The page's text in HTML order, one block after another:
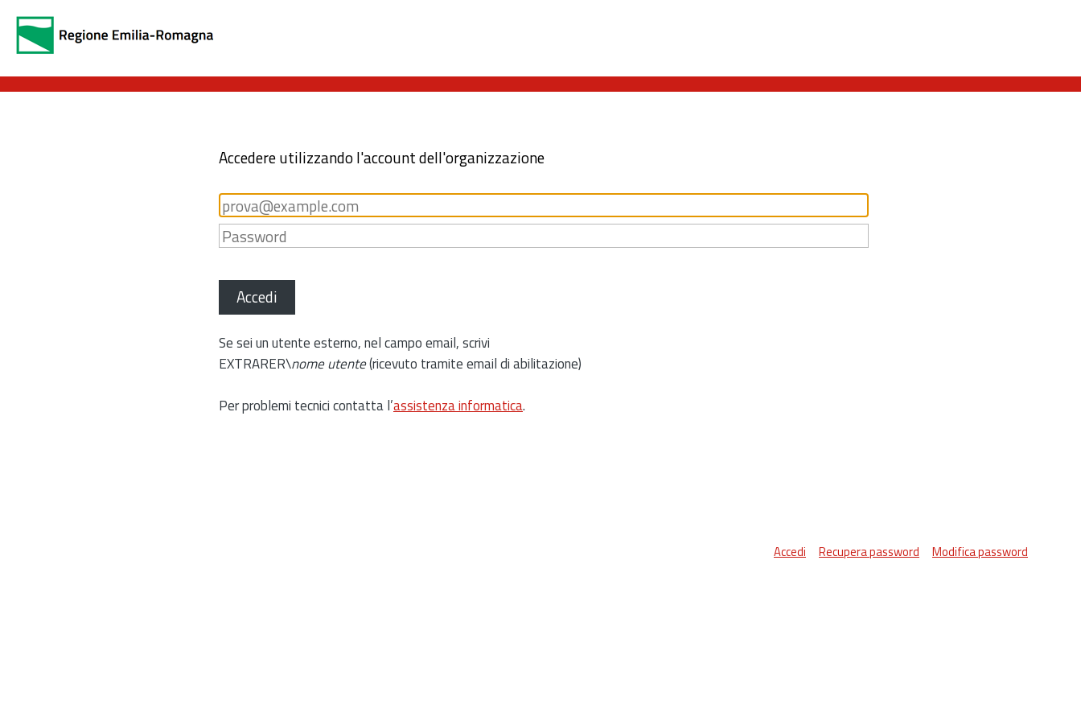
Accedere utilizzando l'account dell'organizzazione
Accedi
Se sei un utente esterno, nel campo email, scrivi
EXTRARER\nome utente(ricevuto tramite email di abilitazione)
Per problemi tecnici contatta l’assistenza informatica.
Accedi Recupera password Modifica password